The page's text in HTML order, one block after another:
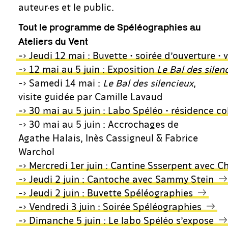
auteur·es et le public.
Tout le programme de Spéléographies au
Ateliers du Vent
-> Jeudi 12 mai : Buvette • soirée d’ouverture •
-> 12 mai au 5 juin : Exposition Le Bal des
-> Samedi 14 mai : Le Bal des silencieux,
visite guidée par Camille Lavaud
-> 30 mai au 5 juin : Labo Spéléo • résidence
-> 30 mai au 5 juin : Accrochages de
Agathe Halais, Inès Cassigneul & Fabrice
Warchol
-> Mercredi 1er juin : Cantine Ssserpent avec
-> Jeudi 2 juin : Cantoche avec Sammy Stein
-> Jeudi 2 juin : Buvette Spéléographies
-> Vendredi 3 juin : Soirée Spéléographies
-> Dimanche 5 juin : Le labo Spéléo s’expose